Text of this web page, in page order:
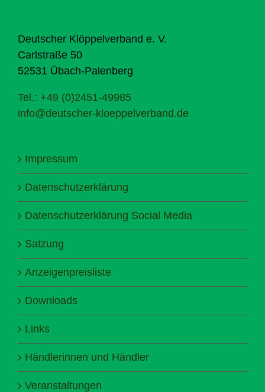
Deutscher Klöppelverband e. V.
Carlstraße 50
52531 Übach-Palenberg
Tel.: +49 (0)2451-49985
info@deutscher-kloeppelverband.de
Impressum
Datenschutzerklärung
Datenschutzerklärung Social Media
Satzung
Anzeigenpreisliste
Downloads
Links
Händlerinnen und Händler
Veranstaltungen